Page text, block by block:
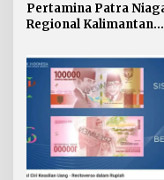
Pertamina Patra
Regional Kalimantan
ISRA 2026